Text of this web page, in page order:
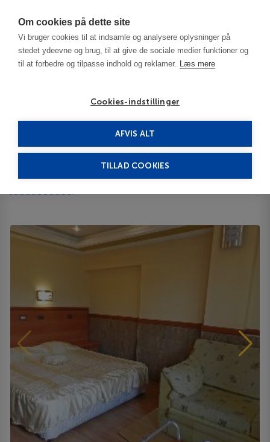
Om cookies på dette site
Vi bruger cookies til at indsamle og analysere oplysninger på
stedet ydeevne og brug, til at give de sociale medier funktioner og
til at forbedre og tilpasse indhold og reklamer. Læs mere
Cookies-indstillinger
AFVIS ALT
TILLAD COOKIES
California 3***